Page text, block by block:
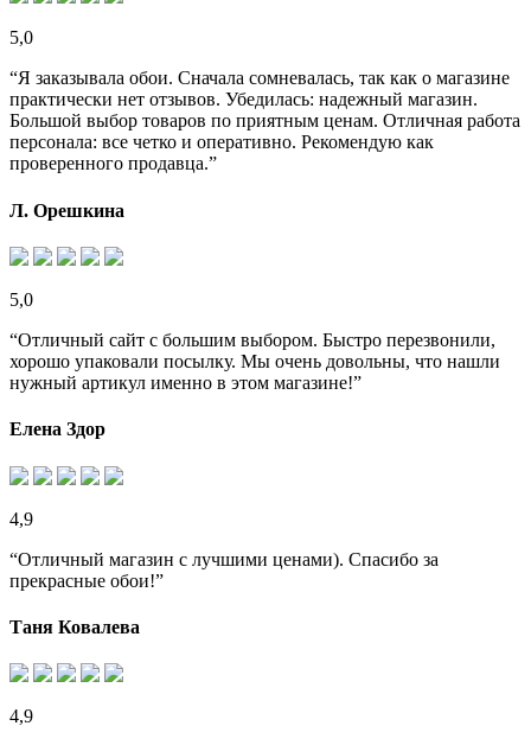
5,0
“Я заказывала обои. Сначала сомневалась, так как о магазине
практически нет отзывов. Убедилась: надежный магазин.
Большой выбор товаров по приятным ценам. Отличная работа
персонала: все четко и оперативно. Рекомендую как
проверенного продавца.”
Л. Орешкина
5,0
“Отличный сайт с большим выбором. Быстро перезвонили,
хорошо упаковали посылку. Мы очень довольны, что нашли
нужный артикул именно в этом магазине!”
Елена Здор
4,9
“Отличный магазин с лучшими ценами). Спасибо за
прекрасные обои!”
Таня Ковалева
4,9